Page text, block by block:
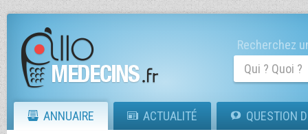
Recherchez
ANNUAIRE ACTUALITÉ QUESTION